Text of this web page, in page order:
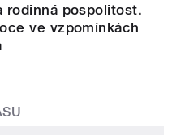
rodinná pospolitost.
ve vzpomínkách